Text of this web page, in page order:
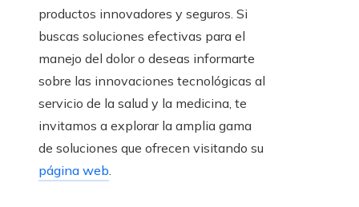
productos innovadores y seguros. Si
buscas soluciones efectivas para el
manejo del dolor o deseas informarte
sobre las innovaciones tecnológicas al
servicio de la salud y la medicina, te
invitamos a explorar la amplia gama
de soluciones que ofrecen visitando su
página web